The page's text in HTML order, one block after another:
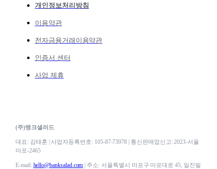
개인정보처리방침
이용약관
전자금융거래이용약관
인증서 센터
사업 제휴
(주)뱅크샐러드
대표: 김태훈 | 사업자등록번호: 105-87-73978 | 통신판매업신고: 2023-서울
마포-2465
E-mail: hello@banksalad.com | 주소: 서울특별시 마포구 마포대로 45, 일진빌